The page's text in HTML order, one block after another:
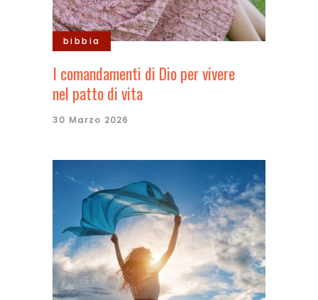
bibbia
I comandamenti di Dio per vivere
nel patto di vita
30 Marzo 2026